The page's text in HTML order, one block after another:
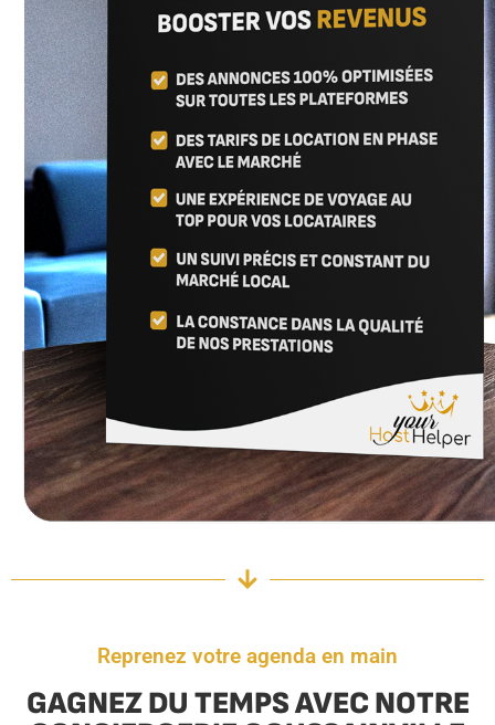
Reprenez votre agenda en main
GAGNEZ DU TEMPS AVEC NOTRE